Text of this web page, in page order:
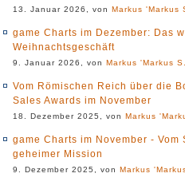
13. Januar 2026, von Markus 'Markus
game Charts im Dezember: Das
Weihnachtsgeschäft
9. Januar 2026, von Markus 'Markus
Vom Römischen Reich über die
Sales Awards im November
18. Dezember 2025, von Markus
game Charts im November -
geheimer Mission
9. Dezember 2025, von Markus